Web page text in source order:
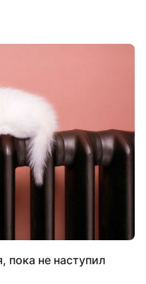
пока не наступил